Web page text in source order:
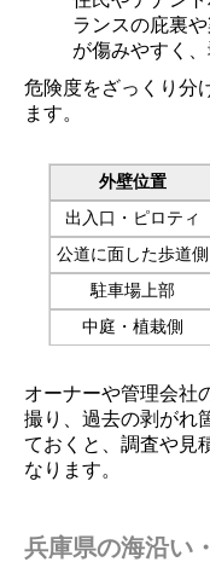
ランスの庇裏
が傷みやすく
危険度をざっくり分
ます。
外壁位置
出入口・ピロティ
公道に面した歩道側
駐車場上部
中庭・植栽側
オーナーや管理会社
撮り、過去の剥がれ
ておくと、調査や見
なります。
兵庫県の海沿い